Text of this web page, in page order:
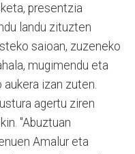
presentzia
landu zituzten
saioan, zuzeneko
mugimendu eta
izan zuten.
agertu ziren
"Abuztuan
Amalur eta